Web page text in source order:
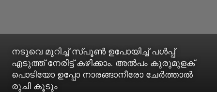
നടുവെ മുറിച്ച് സ്പൂണ്‍ ഉപോയിച്ച് പള്‍പ്പ്
എടുത്ത് നേരിട്ട് കഴിക്കാം. അല്‍പം കുരുമുളക്
പൊടിയോ ഉപ്പോ നാരങ്ങാനീരോ ചേര്‍ത്താല്‍
രുചി കൂടും